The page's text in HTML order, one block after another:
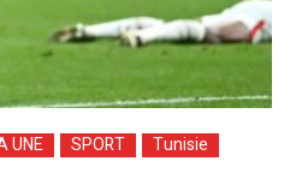
UNE SPORT Tunisie